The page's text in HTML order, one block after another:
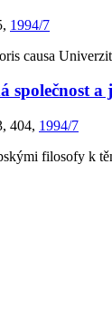
1994/7
causa
společnost
404, 1994/7
filosofy k